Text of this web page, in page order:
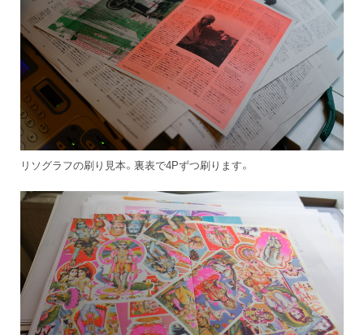
リソグラフの刷り見本。裏表で4Pずつ刷ります。